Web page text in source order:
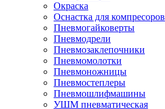
Окраска
Оснастка для компресоров
Пневмогайковерты
Пневмодрели
Пневмозаклепочники
Пневмомолотки
Пневмоножницы
Пневмостеплеры
Пневмошлифмашины
УШМ пневматическая